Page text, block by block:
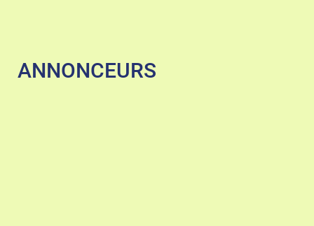
ANNONCEURS